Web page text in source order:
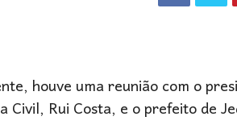
houve uma reunião com o
Civil, Rui Costa, e o prefeito de